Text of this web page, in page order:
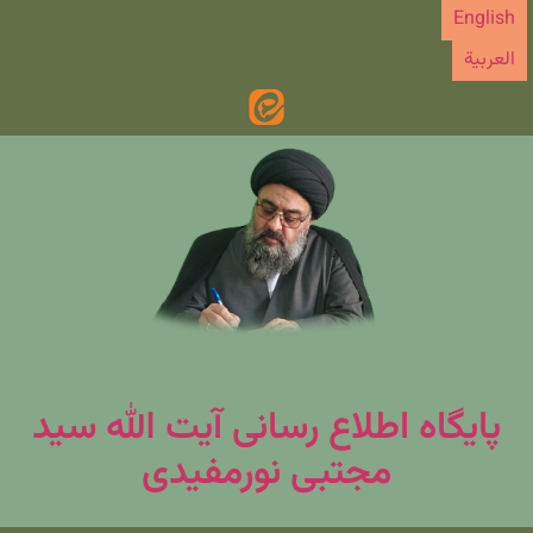
پرش
محتوا
English
العربیة
پایگاه اطلاع رسانی آیت الله سید
مجتبی نورمفیدی